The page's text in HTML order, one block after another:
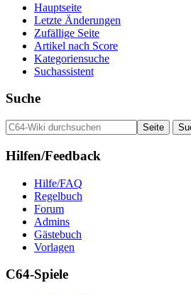
Hauptseite
Letzte Änderungen
Zufällige Seite
Artikel nach Score
Kategoriensuche
Suchassistent
Suche
Hilfen/Feedback
Hilfe/FAQ
Regelbuch
Forum
Admins
Gästebuch
Vorlagen
C64-Spiele